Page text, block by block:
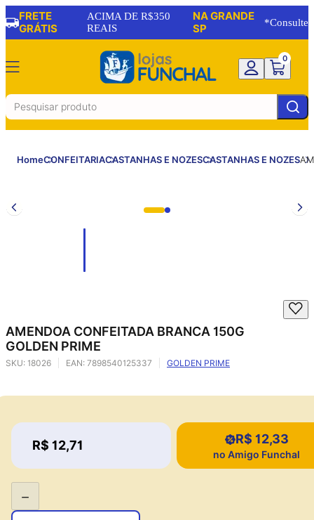
FRETE
GRÁTIS
ACIMA DE R$350
REAIS
NA GRANDE
SP
*Consulte
0
HomeCONFEITARIACASTANHAS E NOZESCASTANHAS E NOZES
AMENDOA CONFEITADA BRANCA 150G
GOLDEN PRIME
SKU: 18026 EAN: 7898540125337 GOLDEN PRIME
Price:
R$ 12,71 Price:
R$ 12,33
no Amigo Funchal
−